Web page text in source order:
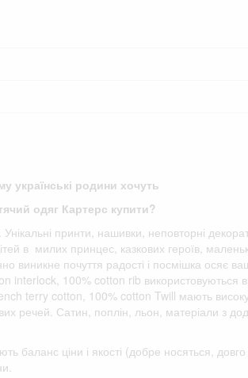
українські родини хочуть
одяг Картерс купити?
Унікальні принти, нашивки, неповторні
в милих принцес, казкових героїв,
виникне почуття радості і посмішка осяє
interlock, 100% cotton rib використовуються
terry cotton, 100% cotton Twill мають
речей. Сатин, поплін, льон, матеріали з
баланс ціни і якості (добре носяться,